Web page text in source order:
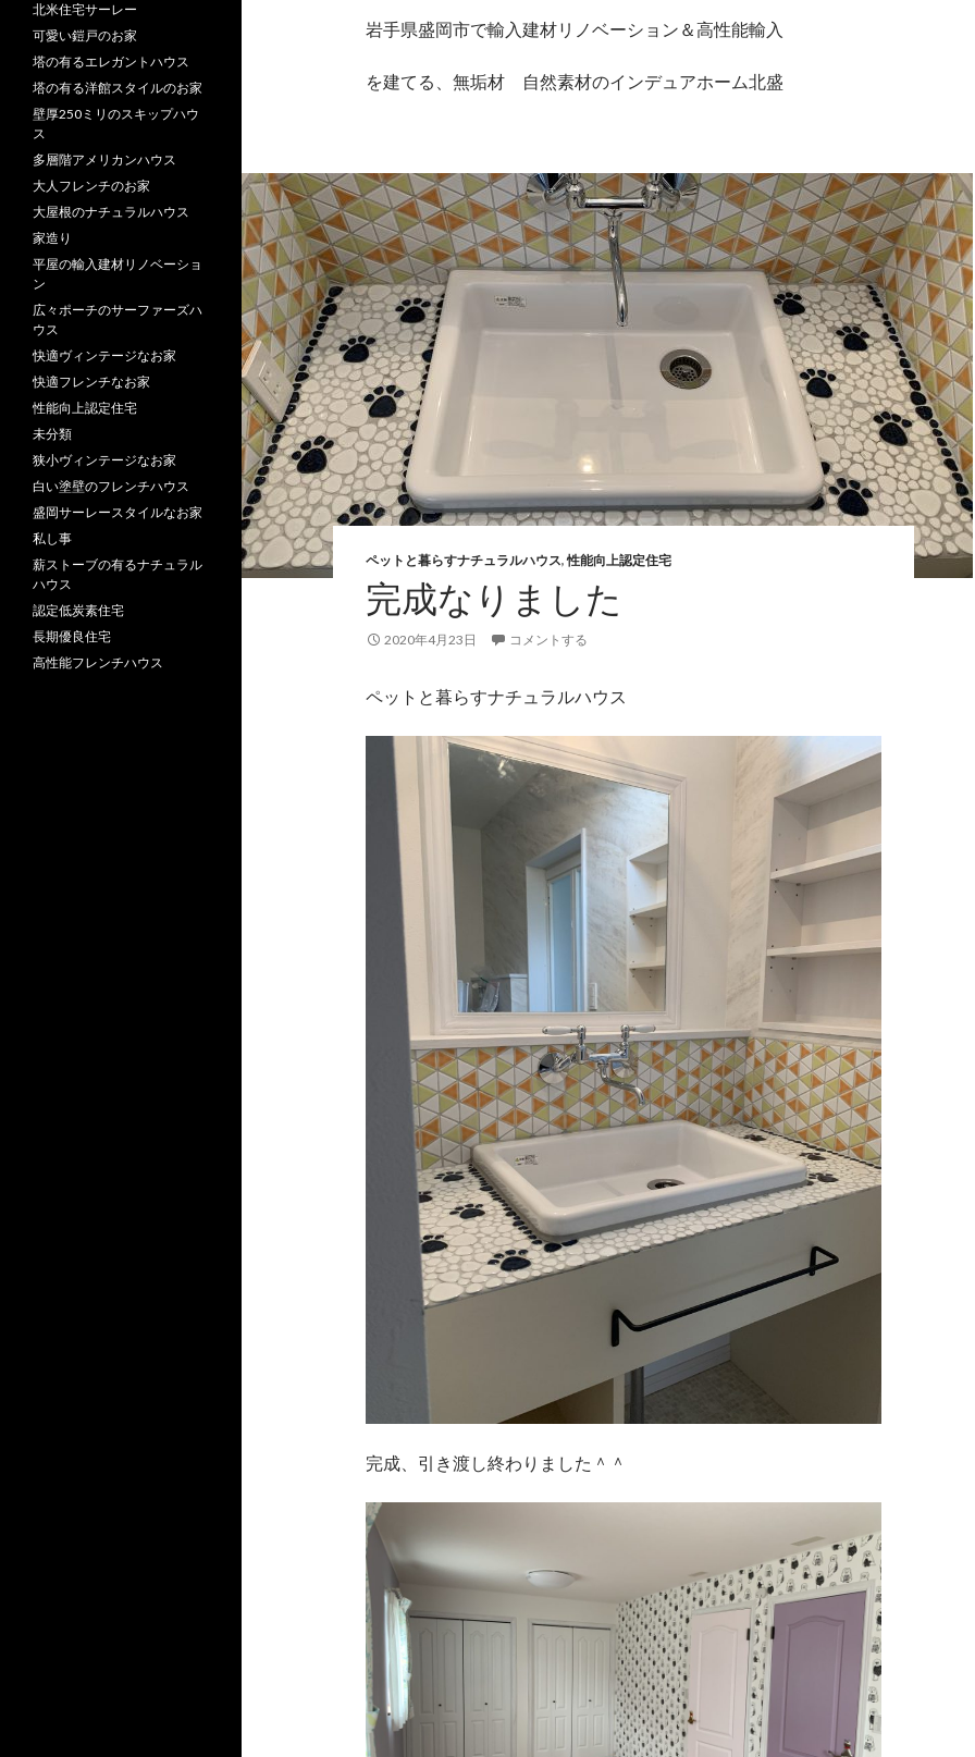
岩手県盛岡市で輸入建材リノベーション＆高性能輸入
を建てる、無垢材 自然素材のインデュアホーム北盛
ペットと暮らすナチュラルハウス,性能向上認定住宅
完成なりました
2020年4月23日 コメントする
ペットと暮らすナチュラルハウス
完成、引き渡し終わりました＾＾
北米住宅サーレー
可愛い鎧戸のお家
塔の有るエレガントハウス
塔の有る洋館スタイルのお家
壁厚250ミリのスキップハウ
ス
多層階アメリカンハウス
大人フレンチのお家
大屋根のナチュラルハウス
家造り
平屋の輸入建材リノベーショ
ン
広々ポーチのサーファーズハ
ウス
快適ヴィンテージなお家
快適フレンチなお家
性能向上認定住宅
未分類
狭小ヴィンテージなお家
白い塗壁のフレンチハウス
盛岡サーレースタイルなお家
私し事
薪ストーブの有るナチュラル
ハウス
認定低炭素住宅
長期優良住宅
高性能フレンチハウス